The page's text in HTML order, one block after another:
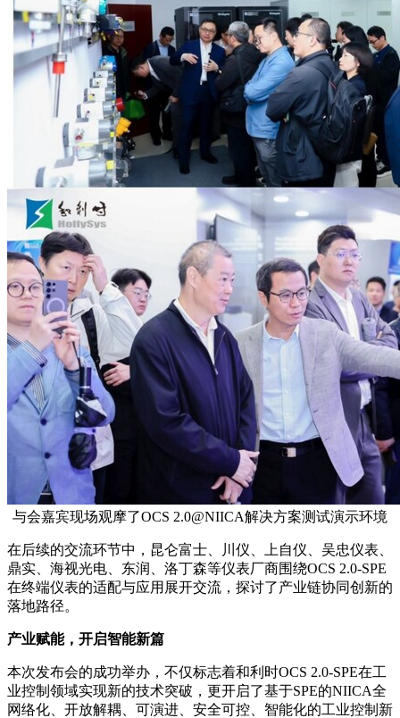
与会嘉宾现场观摩了OCS 2.0@NIICA解决方案测试演示环境
在后续的交流环节中，昆仑富士、川仪、上自仪、吴忠仪表、
鼎实、海视光电、东润、洛丁森等仪表厂商围绕OCS 2.0-SPE
在终端仪表的适配与应用展开交流，探讨了产业链协同创新的
落地路径。
产业赋能，开启智能新篇
本次发布会的成功举办，不仅标志着和利时OCS 2.0-SPE在工
业控制领域实现新的技术突破，更开启了基于SPE的NIICA全
网络化、开放解耦、可演进、安全可控、智能化的工业控制新